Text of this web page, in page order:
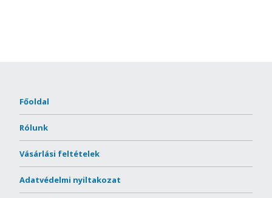
Főoldal
Rólunk
Vásárlási feltételek
Adatvédelmi nyiltakozat